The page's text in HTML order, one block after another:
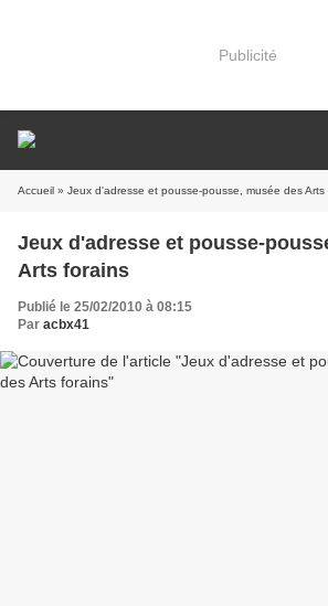
Publicité
Accueil » Jeux d'adresse et pousse-pousse, musée des Arts
Jeux d'adresse et pousse-
Arts forains
Publié le 25/02/2010 à 08:15
Par acbx41